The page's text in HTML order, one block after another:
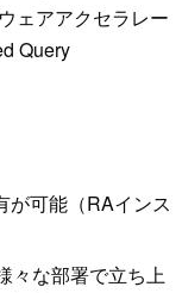
ェアアクセラレー
Query
が可能（RAインス
々な部署で立ち上